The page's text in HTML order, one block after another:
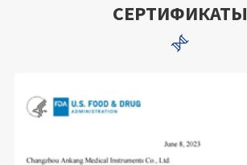
СЕРТИФИКАТЫ
